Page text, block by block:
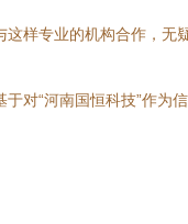
样专业的机构合作，无
于对“河南国恒科技”作